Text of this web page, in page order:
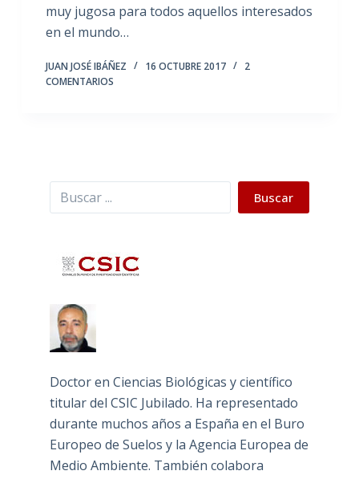
muy jugosa para todos aquellos interesados
en el mundo…
JUAN JOSÉ IBÁÑEZ 16 OCTUBRE 2017
2
COMENTARIOS
Buscar Buscar
Doctor en Ciencias Biológicas y científico
titular del CSIC Jubilado. Ha representado
durante muchos años a España en el Buro
Europeo de Suelos y la Agencia Europea de
Medio Ambiente. También colabora